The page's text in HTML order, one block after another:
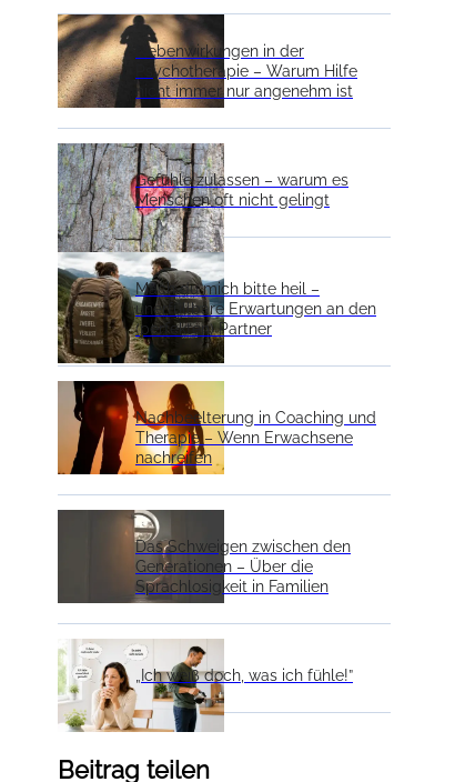
Nebenwirkungen in der
Psychotherapie – Warum Hilfe
nicht immer nur angenehm ist
Gefühle zulassen – warum es
Menschen oft nicht gelingt
Mach du mich bitte heil –
unerfüllbare Erwartungen an den
(perfekten) Partner
Nachbeelterung in Coaching und
Therapie – Wenn Erwachsene
nachreifen
Das Schweigen zwischen den
Generationen – Über die
Sprachlosigkeit in Familien
„Ich weiß doch, was ich fühle!”
Beitrag teilen